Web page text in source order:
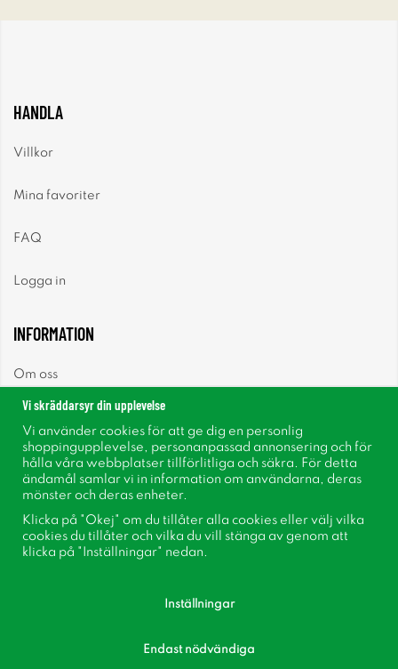
HANDLA
Villkor
Mina favoriter
FAQ
Logga in
INFORMATION
Om oss
Nyhetsbrev
Om cookies
Inspiration
Vi skräddarsyr din upplevelse
Vi använder cookies för att ge dig en personlig
shoppingupplevelse, personanpassad annonsering och för
hålla våra webbplatser tillförlitliga och säkra. För detta
ändamål samlar vi in information om användarna, deras
mönster och deras enheter.
Klicka på "Okej" om du tillåter alla cookies eller välj vilka
cookies du tillåter och vilka du vill stänga av genom att
klicka på "Inställningar" nedan.
Inställningar
Endast nödvändiga